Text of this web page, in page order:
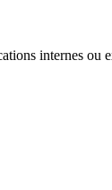
internes ou